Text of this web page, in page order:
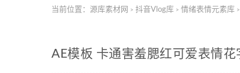
当前位置： 源库素材网 > 抖音Vlog库 > 情绪表情元素库 >
AE模板 卡通害羞腮红可爱表情